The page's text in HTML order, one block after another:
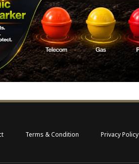
Terms & Condition Privacy Policy